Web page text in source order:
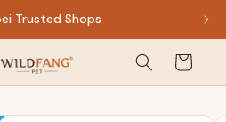
Trusted Shops
Warenkorb